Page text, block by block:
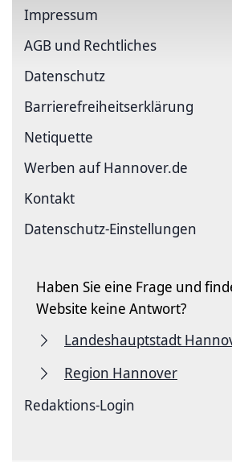
Impressum
AGB und Rechtliches
Datenschutz
Barriere­freiheits­erklärung
Netiquette
Werben auf Hannover.de
Kontakt
Datenschutz-Einstellungen
Haben Sie eine Frage und
Website keine Antwort?
Landeshauptstadt
Region Hannover
Redaktions-Login